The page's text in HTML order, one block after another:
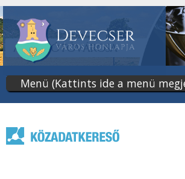
tartalomra
Menü (Kattints ide a menü